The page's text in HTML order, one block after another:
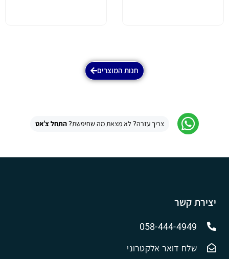
חנות המוצרים
צריך עזרה? לא מצאת מה שחיפשת?התחל צ'אט
יצירת קשר
058-444-4949
שלח דואר אלקטרוני